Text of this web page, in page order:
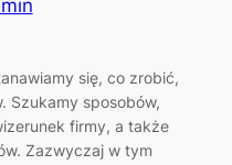
się, co zrobić,
Szukamy sposobów,
firmy, a także
Zazwyczaj w tym